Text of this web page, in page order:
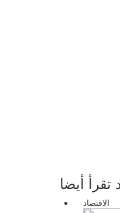
تقرأ أيضا
الاقتصاد